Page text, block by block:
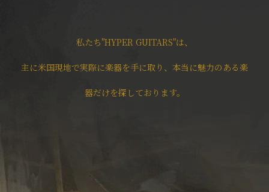
私たち"HYPER GUITARS"は、
主に米国現地で実際に楽器を手に取り、本当に魅力のある楽
器だけを探しております。